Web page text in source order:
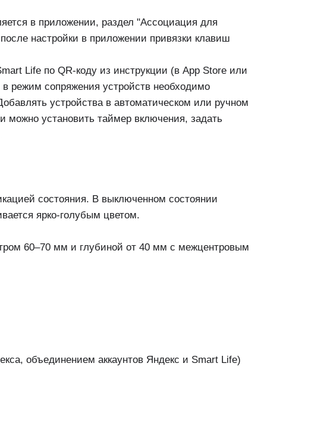
в приложении, раздел "Ассоциация для
настройки в приложении привязки клавиш
Life по QR-коду из инструкции (в App Store или
режим сопряжения устройств необходимо
устройства в автоматическом или ручном
можно установить таймер включения, задать
состояния. В выключенном состоянии
ярко-голубым цветом.
60–70 мм и глубиной от 40 мм с межцентровым
объединением аккаунтов Яндекс и Smart Life)